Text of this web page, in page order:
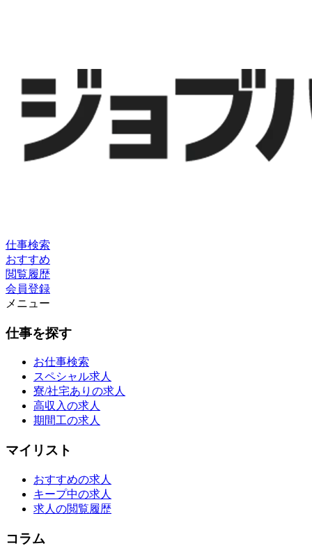
仕事検索
おすすめ
閲覧履歴
会員登録
メニュー
仕事を探す
お仕事検索
スペシャル求人
寮/社宅ありの求人
高収入の求人
期間工の求人
マイリスト
おすすめの求人
キープ中の求人
求人の閲覧履歴
コラム